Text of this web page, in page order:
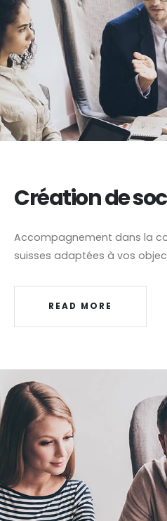
Création de
Accompagnement dans la
suisses adaptées à vos
READ MORE